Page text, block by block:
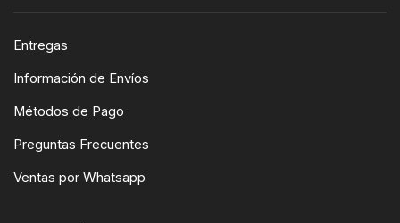
Entregas
Información de Envíos
Métodos de Pago
Preguntas Frecuentes
Ventas por Whatsapp